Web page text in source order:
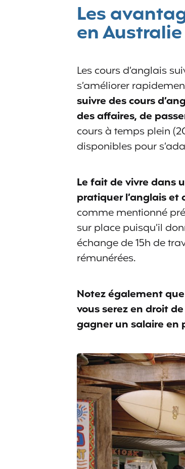
Les
en Australie
Les cours d’anglais
s’améliorer
suivre des cours
des affaires, de
cours à temps plein
disponibles pour
Le fait de vivre dans
pratiquer l’anglais et
comme mentionné
sur place puisqu’il
échange de 15h de
rémunérées.
Notez également
vous serez en droit
gagner un salaire en